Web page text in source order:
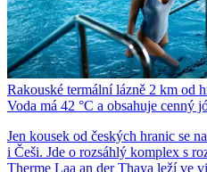
Rakouské termální lázně 2 km od
Voda má 42 °C a obsahuje cenný
Jen kousek od českých hranic se
i Češi. Jde o rozsáhlý komplex s
Therme Laa an der Thaya leží ve